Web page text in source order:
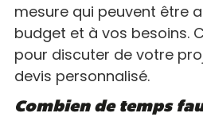
mesure qui peuvent être
budget et à vos besoins.
pour discuter de votre
devis personnalisé.
Combien de temps